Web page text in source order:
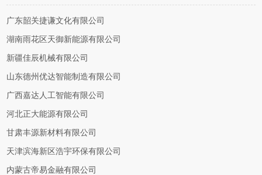
广东韶关捷谦文化有限公司
湖南雨花区天御新能源有限公司
新疆佳辰机械有限公司
山东德州优达智能制造有限公司
广西嘉达人工智能有限公司
河北正大能源有限公司
甘肃丰源新材料有限公司
天津滨海新区浩宇环保有限公司
内蒙古帝易金融有限公司